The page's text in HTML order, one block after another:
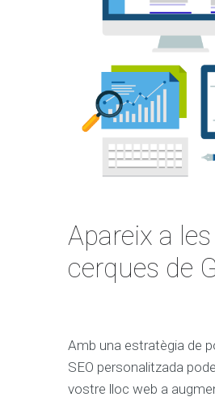
Apareix a les
cerques de
Amb una estratègia de
SEO personalitzada
vostre lloc web a